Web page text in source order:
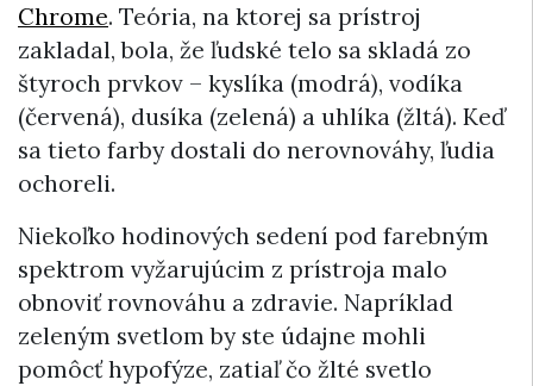
Chrome. Teória, na ktorej sa prístroj
zakladal, bola, že ľudské telo sa skladá zo
štyroch prvkov – kyslíka (modrá), vodíka
(červená), dusíka (zelená) a uhlíka (žltá). Keď
sa tieto farby dostali do nerovnováhy, ľudia
ochoreli.
Niekoľko hodinových sedení pod farebným
spektrom vyžarujúcim z prístroja malo
obnoviť rovnováhu a zdravie. Napríklad
zeleným svetlom by ste údajne mohli
pomôcť hypofýze, zatiaľ čo žlté svetlo